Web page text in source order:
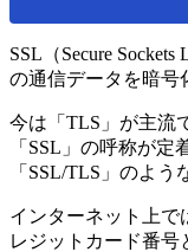
SSL（Secure
の通信データを暗号
今は「TLS」が主流
「SSL」の呼称が定
「SSL/TLS」のよ
インターネット上で
レジットカード番号